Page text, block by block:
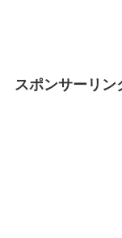
スポンサーリン